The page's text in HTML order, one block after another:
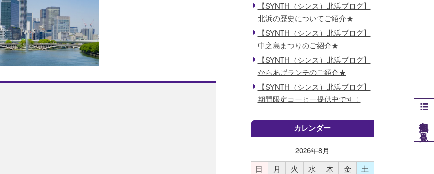
【SYNTH（シンス）北浜ブログ】
北浜の歴史についてご紹介★
【SYNTH（シンス）北浜ブログ】
中之島まつりのご紹介★
【SYNTH（シンス）北浜ブログ】
からあげランチのご紹介★
【SYNTH（シンス）北浜ブログ】
期間限定コーヒー提供中です！
カレンダー
2026年8月
日
月 火 水 木 金
土
他拠点を見る